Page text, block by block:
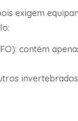
exigem
contém